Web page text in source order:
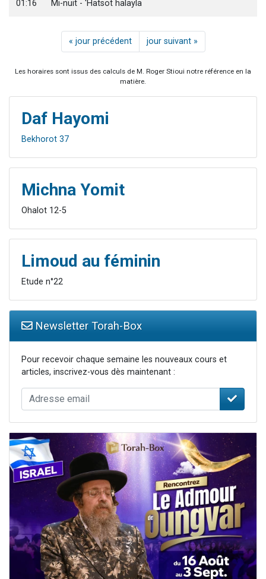
01:16 Mi-nuit - 'Hatsot halayla
« jour précédent jour suivant »
Les horaires sont issus des calculs de M. Roger Stioui notre référence en la
matière.
Daf Hayomi
Bekhorot 37
Michna Yomit
Ohalot 12-5
Limoud au féminin
Etude n°22
Newsletter Torah-Box
Pour recevoir chaque semaine les nouveaux cours et
articles, inscrivez-vous dès maintenant :